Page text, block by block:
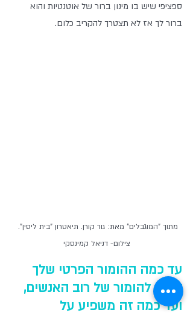
ספציפי שיש בו מינון ברור של אוטנטיות והוא
ברור לך אז לא תצטרך להקריב כלום.
מתוך "המוגבלים" מאת: גור קורן. תיאטרון "בית ליסין".
צילום- דניאל קמינסקי
עד כמה ההומור הפרטי שלך
דומה להומור של רוב האנשים,
ועד כמה זה משפיע על